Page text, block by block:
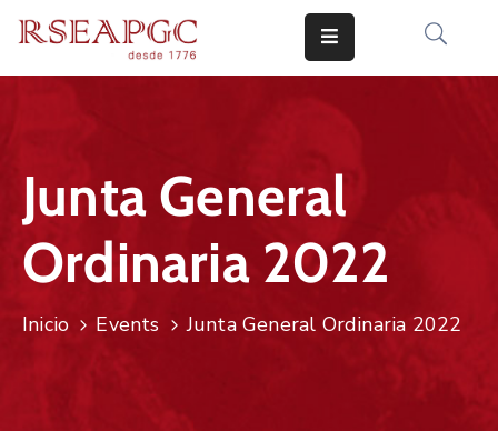
COMUNICADOS
CONOCERNOS
Junta General
Ordinaria 2022
Inicio Events Junta General Ordinaria 2022